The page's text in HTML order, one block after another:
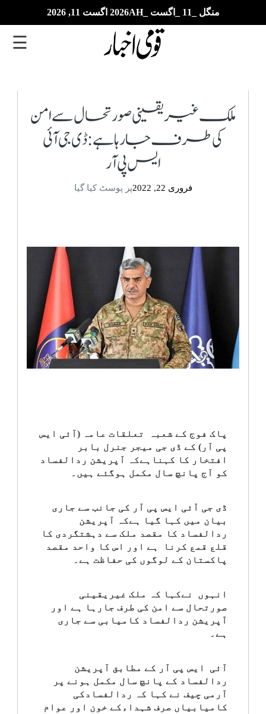
منگل _11 _اگست _2026AH اگست 11, 2026
ترین
ای
خبریں
انٹرٹینمنٹ
صحت
قومی
خبریں
‎کرائم
ویڈیوز
قومی
کلام
☰
ملک غیریقینی صورتحال سے امن
کی طرف جارہا ہے: ڈی جی آئی
ایس پی آر
فروری 22, 2022 پر پوسٹ کیا گیا
پاک فوج کے شعبہ تعلقات عامہ (آئی ایس
پی آر) کے ڈی جی میجر جنرل بابر
افتخار کا کہناہےکہ آپریشن ردالفساد
کو آج پانچ سال مکمل ہوگئے ہیں۔
ڈی جی آئی ایس پی آر کی جانب سے جاری
بیان میں کہا گیا ہےکہ آپریشن
ردالفساد کا مقصد ملک سے دہشتگردی کا
قلع قمع کرنا ہے اور اس کا واحد مقصد
پاکستان کے لوگوں کی حفاظت ہے۔
انہوں نےکہا کہ ملک غیریقینی
صورتحال سے امن کی طرف جارہا ہے اور
آپریشن ردالفساد کامیابی سے جاری
ہے۔
آئی ایس پی آر کے مطابق آپریشن
ردالفساد کے پانچ سال مکمل ہونے پر
آرمی چیف نے کہا کہ ردالفسادکی
کامیابیاں صرف شہداءکے خون اور عوام